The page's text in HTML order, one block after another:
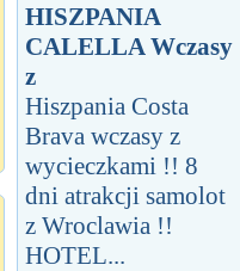
HISZPANIA
CALELLA Wczasy
z
Hiszpania Costa
Brava wczasy z
wycieczkami !! 8
dni atrakcji samolot
z Wroclawia !!
HOTEL...